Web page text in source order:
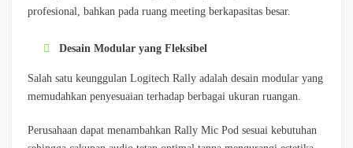
profesional, bahkan pada ruang meeting berkapasitas besar.
Desain Modular yang Fleksibel
Salah satu keunggulan Logitech Rally adalah desain modular yang
memudahkan penyesuaian terhadap berbagai ukuran ruangan.
Perusahaan dapat menambahkan Rally Mic Pod sesuai kebutuhan